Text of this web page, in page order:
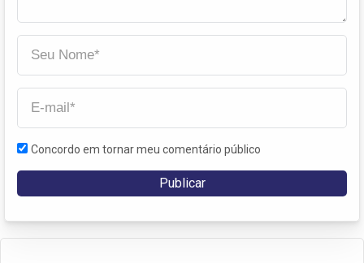
Concordo em tornar meu comentário público